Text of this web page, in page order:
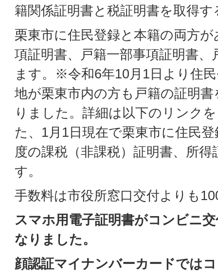
籍関係証明書と税証明書を取得
栗東市に住民登録と本籍の両方
項証明書、戸籍一部事項証明書
ます。※令和6年10月1日より住
地が栗東市内の方も戸籍の証明
りました。詳細は以下のリンク
た、1月1日現在で栗東市に住民
度の課税（非課税）証明書、所
す。
手数料は市役所窓口交付よりも
スマホ用電子証明書がコンビニ
なりました。
顔認証マイナンバーカードでは